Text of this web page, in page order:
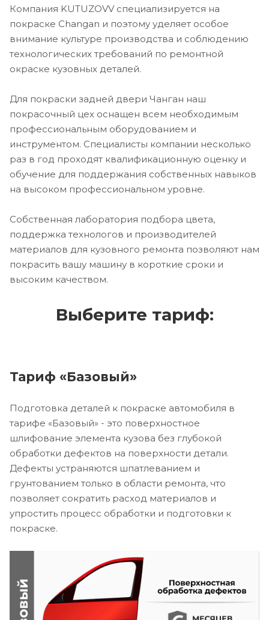
Компания KUTUZOVV специализируется на
покраске Changan и поэтому уделяет особое
внимание культуре производства и соблюдению
технологических требований по ремонтной
окраске кузовных деталей.
Для покраски задней двери Чанган наш
покрасочный цех оснащен всем необходимым
профессиональным оборудованием и
инструментом. Специалисты компании несколько
раз в год проходят квалификационную оценку и
обучение для поддержания собственных навыков
на высоком профессиональном уровне.
Собственная лаборатория подбора цвета,
поддержка технологов и производителей
материалов для кузовного ремонта позволяют нам
покрасить вашу машину в короткие сроки и
высоким качеством.
Выберите тариф:
Тариф «Базовый»
Подготовка деталей к покраске автомобиля в
тарифе «Базовый» - это поверхностное
шлифование элемента кузова без глубокой
обработки дефектов на поверхности детали.
Дефекты устраняются шпатлеванием и
грунтованием только в области ремонта, что
позволяет сократить расход материалов и
упростить процесс обработки и подготовки к
покраске.